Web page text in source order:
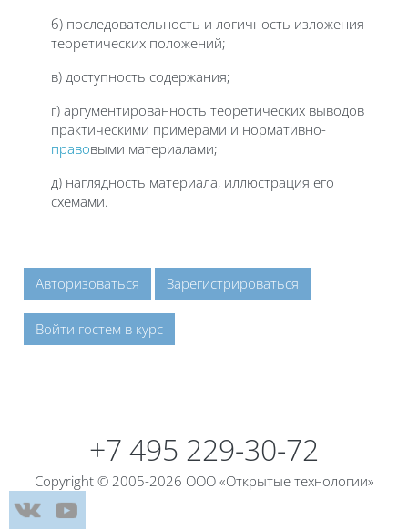
б) последовательность и логичность изложения
теоретических положений;
в) доступность содержания;
г) аргументированность теоретических выводов
практическими примерами и нормативно-
правовыми материалами;
д) наглядность материала, иллюстрация его
схемами.
Авторизоваться Зарегистрироваться
Войти гостем в курс
+7 495 229-30-72
Copyright © 2005-2026 ООО «Открытые технологии»